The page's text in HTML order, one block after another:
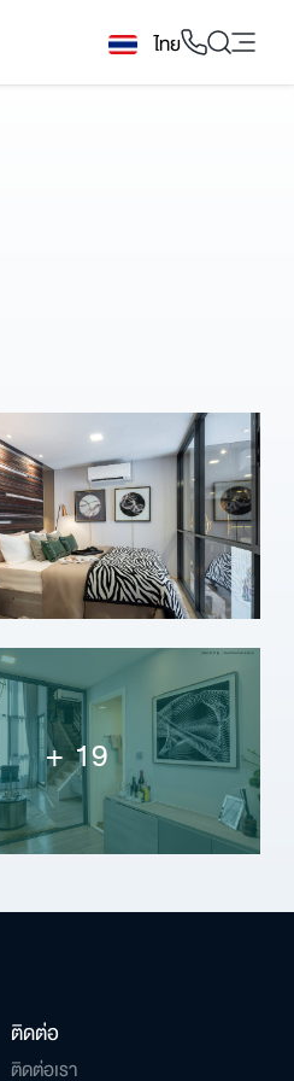
ไทย
+ 19
ติดต่อ
ติดต่อเรา